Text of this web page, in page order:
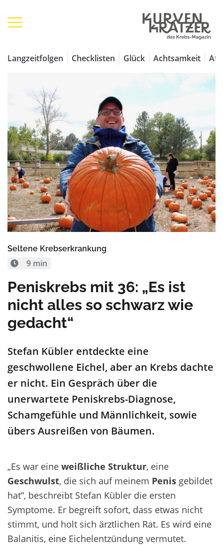
Langzeitfolgen Checklisten Glück Achtsamkeit
Seltene Krebserkrankung
9 min
Peniskrebs mit 36: „Es ist
nicht alles so schwarz wie
gedacht“
Stefan Kübler entdeckte eine
geschwollene Eichel, aber an Krebs dachte
er nicht. Ein Gespräch über die
unerwartete Peniskrebs-Diagnose,
Schamgefühle und Männlichkeit, sowie
übers Ausreißen von Bäumen.
„Es war eine weißliche Struktur, eine
Geschwulst, die sich auf meinem Penis gebildet
hat“, beschreibt Stefan Kübler die ersten
Symptome. Er begreift sofort, dass etwas nicht
stimmt, und holt sich ärztlichen Rat. Es wird eine
Balanitis, eine Eichelentzündung vermutet.